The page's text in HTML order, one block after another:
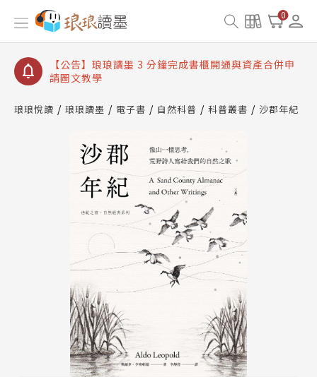
0
【公告】琅琅讀墨數位閱讀資產合併與書櫃開通申請
【公告】琅琅讀墨書櫃開通常見問題
【公告】琅琅讀墨 3 分鐘完成書櫃開通與資產合併申
請圖文教學
查詢
琅琅悅讀 琅琅讀墨 電子書 自然科普 科普叢書 沙郡年紀